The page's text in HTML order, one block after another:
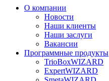
О компании
Новости
Наши клиенты
Наши заслуги
Вакансии
Программные продукты
TrioBoxWIZARD
ExpertWIZARD